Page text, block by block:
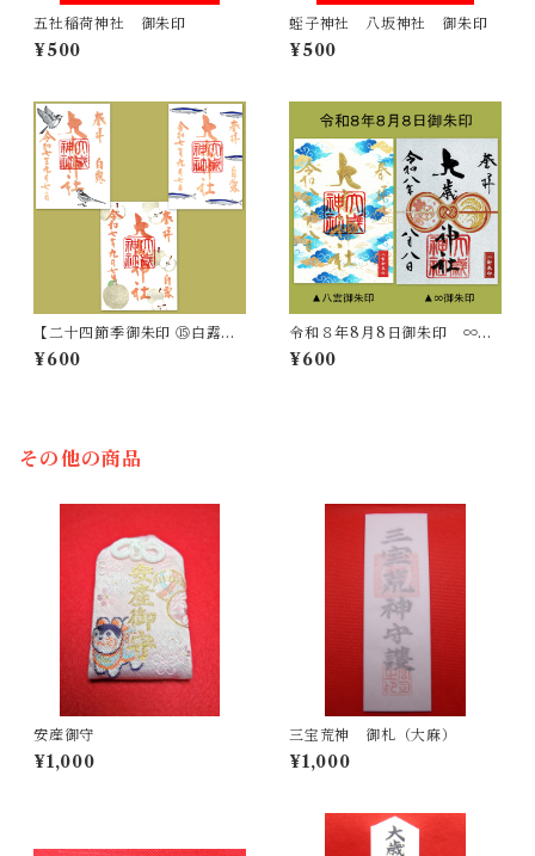
五社稲荷神社 御朱印
¥500
蛭子神社 八坂神社 御朱印
¥500
【二十四節季御朱印 ⑮白露】
9/7～9/22
¥600
令和８年8月8日御朱印 ∞／
八雲御朱印
¥600
その他の商品
安産御守
¥1,000
三宝荒神 御札（大麻）
¥1,000